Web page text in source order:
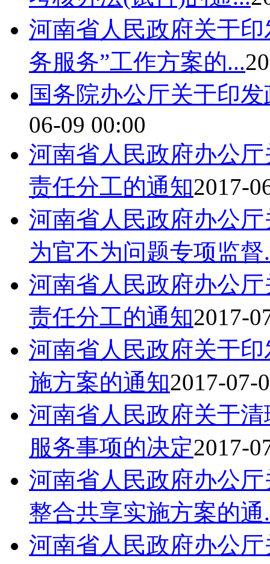
河南省人民政府关于
务服务”工作方案的...
国务院办公厅关于印
06-09 00:00
河南省人民政府办公
责任分工的通知2017-
河南省人民政府办公
为官不为问题专项监督
河南省人民政府办公
责任分工的通知2017-
河南省人民政府关于
施方案的通知2017-07-
河南省人民政府关于
服务事项的决定2017-
河南省人民政府办公
整合共享实施方案的通
河南省人民政府办公